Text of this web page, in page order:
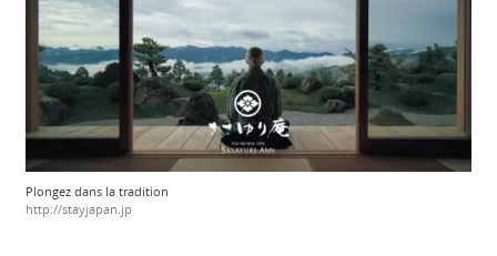
Plongez dans la tradition
http://stayjapan.jp